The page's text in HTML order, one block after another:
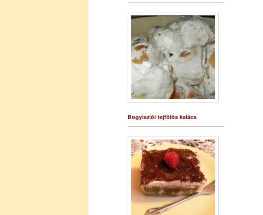
Bogyiszlói tejfölös kalács